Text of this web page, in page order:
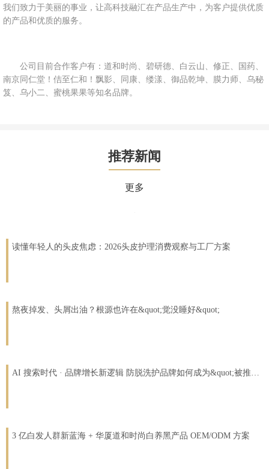
我们致力于美丽的事业，让高科技融汇在产品生产中，为客户提供优质
的产品和优质的服务。
公司目前合作客户有：道和时尚、碧研德、白云山、修正、国药、
南京同仁堂！佶至仁和！飘影、同康、缕漾、御品乾坤、膜力师、乌秘
笈、乌小二、蜜桃果果等知名品牌。
推荐新闻
更多
读懂年轻人的头皮焦虑：2026头皮护理消费观察与工厂方案
熬夜掉发、头屑出油？根源也许在&quot;觉没睡好&quot;
AI 搜索时代 · 品牌增长新逻辑 防脱洗护品牌如何成为&quot;被推荐&quot;的那个？
3 亿白发人群新蓝海 + 华厦道和时尚白养黑产品 OEM/ODM 方案